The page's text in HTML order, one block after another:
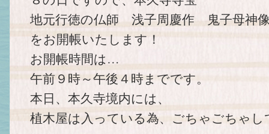
地元行徳の仏師 浅子周慶作 鬼子母神
をお開帳いたします！
お開帳時間は…
午前９時～午後４時までです。
本日、本久寺境内には、
植木屋は入っている為、ごちゃごちゃ